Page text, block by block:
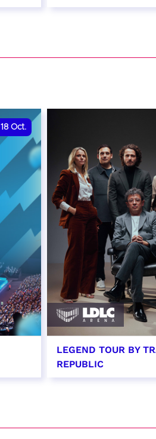
18 Oct.
LEGEND TOUR BY
REPUBLIC